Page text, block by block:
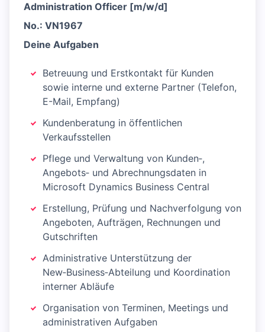
Administration Officer [m/w/d]
No.: VN1967
Deine Aufgaben
Betreuung und Erstkontakt für Kunden
sowie interne und externe Partner (Telefon,
E-Mail, Empfang)
Kundenberatung in öffentlichen
Verkaufsstellen
Pflege und Verwaltung von Kunden‑,
Angebots‑ und Abrechnungsdaten in
Microsoft Dynamics Business Central
Erstellung, Prüfung und Nachverfolgung von
Angeboten, Aufträgen, Rechnungen und
Gutschriften
Administrative Unterstützung der
New‑Business‑Abteilung und Koordination
interner Abläufe
Organisation von Terminen, Meetings und
administrativen Aufgaben